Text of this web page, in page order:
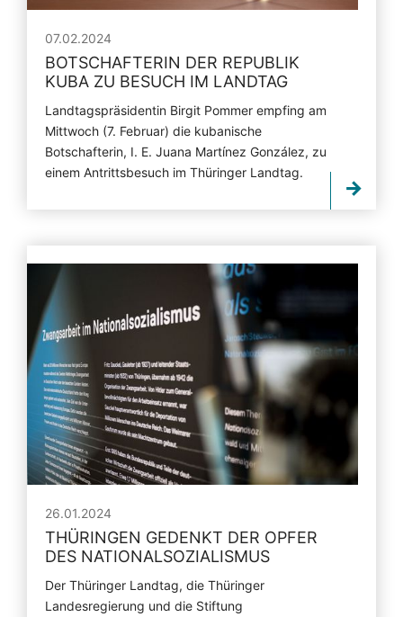
07.02.2024
BOTSCHAFTERIN DER REPUBLIK
KUBA ZU BESUCH IM LANDTAG
Landtagspräsidentin Birgit Pommer empfing am
Mittwoch (7. Februar) die kubanische
Botschafterin, I. E. Juana Martínez González, zu
einem Antrittsbesuch im Thüringer Landtag.
26.01.2024
THÜRINGEN GEDENKT DER OPFER
DES NATIONALSOZIALISMUS
Der Thüringer Landtag, die Thüringer
Landesregierung und die Stiftung